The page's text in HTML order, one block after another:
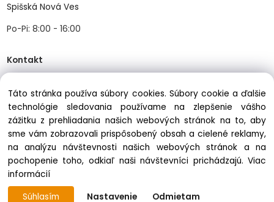
Spišská Nová Ves
Po-Pi: 8:00 - 16:00
Kontakt
Tel:+421534466489
Mail:info@balastav.sk
Copyright © 2025 balastav.sk, All rights reserved
Táto stránka používa súbory cookies. Súbory cookie a ďalšie
technológie sledovania používame na zlepšenie vášho
zážitku z prehliadania našich webových stránok na to, aby
sme vám zobrazovali prispôsobený obsah a cielené reklamy,
na analýzu návštevnosti našich webových stránok a na
pochopenie toho, odkiaľ naši návštevníci prichádzajú.Viac
informácií
Súhlasím
Nastavenie Odmietam